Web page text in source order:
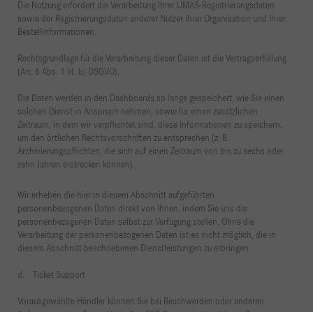
Die Nutzung erfordert die Verarbeitung Ihrer UMAS-Registrierungsdaten
sowie der Registrierungsdaten anderer Nutzer Ihrer Organisation und Ihrer
Bestellinformationen.
Rechtsgrundlage für die Verarbeitung dieser Daten ist die Vertragserfüllung
(Art. 6 Abs. 1 lit. b) DSGVO).
Die Daten werden in den Dashboards so lange gespeichert, wie Sie einen
solchen Dienst in Anspruch nehmen, sowie für einen zusätzlichen
Zeitraum, in dem wir verpflichtet sind, diese Informationen zu speichern,
um den örtlichen Rechtsvorschriften zu entsprechen (z. B.
Archivierungspflichten, die sich auf einen Zeitraum von bis zu sechs oder
zehn Jahren erstrecken können).
Wir erheben die hier in diesem Abschnitt aufgeführten
personenbezogenen Daten direkt von Ihnen, indem Sie uns die
personenbezogenen Daten selbst zur Verfügung stellen. Ohne die
Verarbeitung der personenbezogenen Daten ist es nicht möglich, die in
diesem Abschnitt beschriebenen Dienstleistungen zu erbringen.
d. Ticket Support
Vorausgewählte Händler können Sie bei Beschwerden oder anderen